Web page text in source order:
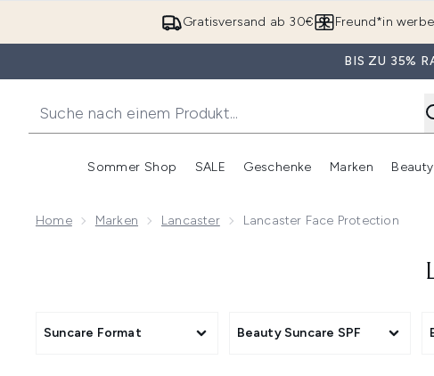
Gratisversand ab 30€ Freund*in
BIS ZU 35%
Sommer Shop
Untermenü Anmelden (Sommer Shop)
SALE
Untermenü Anmelden (SALE)
Geschenke Marken
Home Marken Lancaster Lancaster Face Protection
Suncare Format Beauty Suncare SPF